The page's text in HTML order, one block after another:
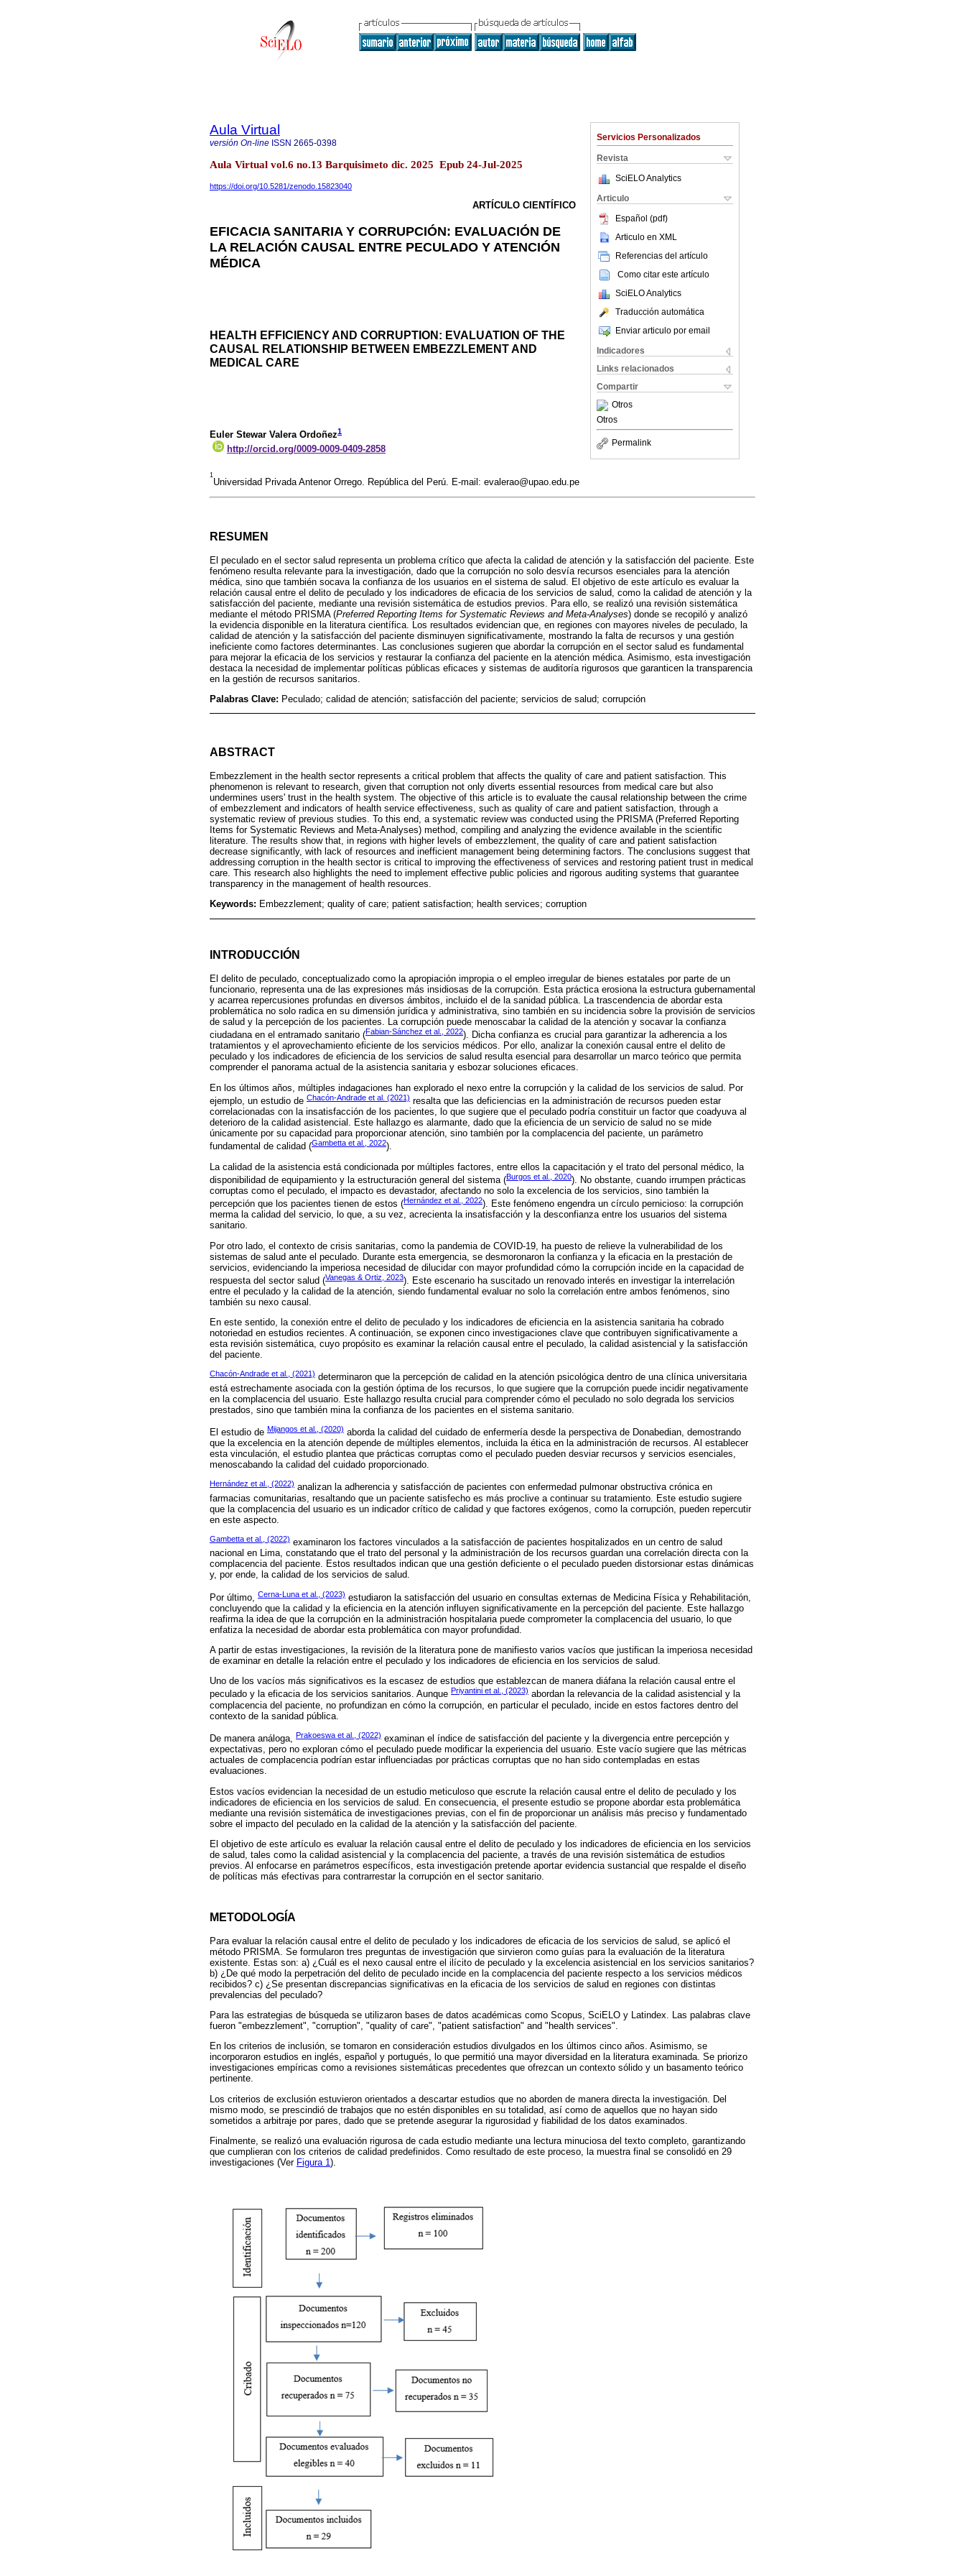
Servicios Personalizados
Revista
SciELO Analytics
Articulo
Español (pdf)
Articulo en XML
Referencias del artículo
Como citar este artículo
SciELO Analytics
Traducción automática
Enviar articulo por email
Indicadores
Links relacionados
Compartir
Otros
Otros
Permalink
Aula Virtual
versión On-line ISSN 2665-0398
Aula Virtual vol.6 no.13 Barquisimeto dic. 2025 Epub 24-Jul-2025
https://doi.org/10.5281/zenodo.15823040
ARTÍCULO CIENTÍFICO
EFICACIA SANITARIA Y CORRUPCIÓN: EVALUACIÓN DE
LA RELACIÓN CAUSAL ENTRE PECULADO Y ATENCIÓN
MÉDICA
HEALTH EFFICIENCY AND CORRUPTION: EVALUATION OF THE
CAUSAL RELATIONSHIP BETWEEN EMBEZZLEMENT AND
MEDICAL CARE
Euler Stewar Valera Ordoñez1
http://orcid.org/0009-0009-0409-2858
1
Universidad Privada Antenor Orrego. República del Perú. E-mail: evalerao@upao.edu.pe
RESUMEN
El peculado en el sector salud representa un problema crítico que afecta la calidad de atención y la satisfacción del paciente. Este
fenómeno resulta relevante para la investigación, dado que la corrupción no solo desvía recursos esenciales para la atención
médica, sino que también socava la confianza de los usuarios en el sistema de salud. El objetivo de este artículo es evaluar la
relación causal entre el delito de peculado y los indicadores de eficacia de los servicios de salud, como la calidad de atención y la
satisfacción del paciente, mediante una revisión sistemática de estudios previos. Para ello, se realizó una revisión sistemática
mediante el método PRISMA (Preferred Reporting Items for Systematic Reviews and Meta-Analyses) donde se recopiló y analizó
la evidencia disponible en la literatura científica. Los resultados evidencian que, en regiones con mayores niveles de peculado, la
calidad de atención y la satisfacción del paciente disminuyen significativamente, mostrando la falta de recursos y una gestión
ineficiente como factores determinantes. Las conclusiones sugieren que abordar la corrupción en el sector salud es fundamental
para mejorar la eficacia de los servicios y restaurar la confianza del paciente en la atención médica. Asimismo, esta investigación
destaca la necesidad de implementar políticas públicas eficaces y sistemas de auditoría rigurosos que garanticen la transparencia
en la gestión de recursos sanitarios.
Palabras Clave: Peculado; calidad de atención; satisfacción del paciente; servicios de salud; corrupción
ABSTRACT
Embezzlement in the health sector represents a critical problem that affects the quality of care and patient satisfaction. This
phenomenon is relevant to research, given that corruption not only diverts essential resources from medical care but also
undermines users' trust in the health system. The objective of this article is to evaluate the causal relationship between the crime
of embezzlement and indicators of health service effectiveness, such as quality of care and patient satisfaction, through a
systematic review of previous studies. To this end, a systematic review was conducted using the PRISMA (Preferred Reporting
Items for Systematic Reviews and Meta-Analyses) method, compiling and analyzing the evidence available in the scientific
literature. The results show that, in regions with higher levels of embezzlement, the quality of care and patient satisfaction
decrease significantly, with lack of resources and inefficient management being determining factors. The conclusions suggest that
addressing corruption in the health sector is critical to improving the effectiveness of services and restoring patient trust in medical
care. This research also highlights the need to implement effective public policies and rigorous auditing systems that guarantee
transparency in the management of health resources.
Keywords: Embezzlement; quality of care; patient satisfaction; health services; corruption
INTRODUCCIÓN
El delito de peculado, conceptualizado como la apropiación impropia o el empleo irregular de bienes estatales por parte de un
funcionario, representa una de las expresiones más insidiosas de la corrupción. Esta práctica erosiona la estructura gubernamental
y acarrea repercusiones profundas en diversos ámbitos, incluido el de la sanidad pública. La trascendencia de abordar esta
problemática no solo radica en su dimensión jurídica y administrativa, sino también en su incidencia sobre la provisión de servicios
de salud y la percepción de los pacientes. La corrupción puede menoscabar la calidad de la atención y socavar la confianza
ciudadana en el entramado sanitario (Fabian-Sánchez et al., 2022). Dicha confianza es crucial para garantizar la adherencia a los
tratamientos y el aprovechamiento eficiente de los servicios médicos. Por ello, analizar la conexión causal entre el delito de
peculado y los indicadores de eficiencia de los servicios de salud resulta esencial para desarrollar un marco teórico que permita
comprender el panorama actual de la asistencia sanitaria y esbozar soluciones eficaces.
En los últimos años, múltiples indagaciones han explorado el nexo entre la corrupción y la calidad de los servicios de salud. Por
ejemplo, un estudio de Chacón-Andrade et al. (2021) resalta que las deficiencias en la administración de recursos pueden estar
correlacionadas con la insatisfacción de los pacientes, lo que sugiere que el peculado podría constituir un factor que coadyuva al
deterioro de la calidad asistencial. Este hallazgo es alarmante, dado que la eficiencia de un servicio de salud no se mide
únicamente por su capacidad para proporcionar atención, sino también por la complacencia del paciente, un parámetro
fundamental de calidad (Gambetta et al., 2022).
La calidad de la asistencia está condicionada por múltiples factores, entre ellos la capacitación y el trato del personal médico, la
disponibilidad de equipamiento y la estructuración general del sistema (Burgos et al., 2020). No obstante, cuando irrumpen prácticas
corruptas como el peculado, el impacto es devastador, afectando no solo la excelencia de los servicios, sino también la
percepción que los pacientes tienen de estos (Hernández et al., 2022). Este fenómeno engendra un círculo pernicioso: la corrupción
merma la calidad del servicio, lo que, a su vez, acrecienta la insatisfacción y la desconfianza entre los usuarios del sistema
sanitario.
Por otro lado, el contexto de crisis sanitarias, como la pandemia de COVID-19, ha puesto de relieve la vulnerabilidad de los
sistemas de salud ante el peculado. Durante esta emergencia, se desmoronaron la confianza y la eficacia en la prestación de
servicios, evidenciando la imperiosa necesidad de dilucidar con mayor profundidad cómo la corrupción incide en la capacidad de
respuesta del sector salud (Vanegas & Ortiz, 2023). Este escenario ha suscitado un renovado interés en investigar la interrelación
entre el peculado y la calidad de la atención, siendo fundamental evaluar no solo la correlación entre ambos fenómenos, sino
también su nexo causal.
En este sentido, la conexión entre el delito de peculado y los indicadores de eficiencia en la asistencia sanitaria ha cobrado
notoriedad en estudios recientes. A continuación, se exponen cinco investigaciones clave que contribuyen significativamente a
esta revisión sistemática, cuyo propósito es examinar la relación causal entre el peculado, la calidad asistencial y la satisfacción
del paciente.
Chacón-Andrade et al., (2021) determinaron que la percepción de calidad en la atención psicológica dentro de una clínica universitaria
está estrechamente asociada con la gestión óptima de los recursos, lo que sugiere que la corrupción puede incidir negativamente
en la complacencia del usuario. Este hallazgo resulta crucial para comprender cómo el peculado no solo degrada los servicios
prestados, sino que también mina la confianza de los pacientes en el sistema sanitario.
El estudio de Mijangos et al., (2020) aborda la calidad del cuidado de enfermería desde la perspectiva de Donabedian, demostrando
que la excelencia en la atención depende de múltiples elementos, incluida la ética en la administración de recursos. Al establecer
esta vinculación, el estudio plantea que prácticas corruptas como el peculado pueden desviar recursos y servicios esenciales,
menoscabando la calidad del cuidado proporcionado.
Hernández et al., (2022) analizan la adherencia y satisfacción de pacientes con enfermedad pulmonar obstructiva crónica en
farmacias comunitarias, resaltando que un paciente satisfecho es más proclive a continuar su tratamiento. Este estudio sugiere
que la complacencia del usuario es un indicador crítico de calidad y que factores exógenos, como la corrupción, pueden repercutir
en este aspecto.
Gambetta et al., (2022) examinaron los factores vinculados a la satisfacción de pacientes hospitalizados en un centro de salud
nacional en Lima, constatando que el trato del personal y la administración de los recursos guardan una correlación directa con la
complacencia del paciente. Estos resultados indican que una gestión deficiente o el peculado pueden distorsionar estas dinámicas
y, por ende, la calidad de los servicios de salud.
Por último, Cerna-Luna et al., (2023) estudiaron la satisfacción del usuario en consultas externas de Medicina Física y Rehabilitación,
concluyendo que la calidad y la eficiencia en la atención influyen significativamente en la percepción del paciente. Este hallazgo
reafirma la idea de que la corrupción en la administración hospitalaria puede comprometer la complacencia del usuario, lo que
enfatiza la necesidad de abordar esta problemática con mayor profundidad.
A partir de estas investigaciones, la revisión de la literatura pone de manifiesto varios vacíos que justifican la imperiosa necesidad
de examinar en detalle la relación entre el peculado y los indicadores de eficiencia en los servicios de salud.
Uno de los vacíos más significativos es la escasez de estudios que establezcan de manera diáfana la relación causal entre el
peculado y la eficacia de los servicios sanitarios. Aunque Priyantini et al., (2023) abordan la relevancia de la calidad asistencial y la
complacencia del paciente, no profundizan en cómo la corrupción, en particular el peculado, incide en estos factores dentro del
contexto de la sanidad pública.
De manera análoga, Prakoeswa et al., (2022) examinan el índice de satisfacción del paciente y la divergencia entre percepción y
expectativas, pero no exploran cómo el peculado puede modificar la experiencia del usuario. Este vacío sugiere que las métricas
actuales de complacencia podrían estar influenciadas por prácticas corruptas que no han sido contempladas en estas
evaluaciones.
Estos vacíos evidencian la necesidad de un estudio meticuloso que escrute la relación causal entre el delito de peculado y los
indicadores de eficiencia en los servicios de salud. En consecuencia, el presente estudio se propone abordar esta problemática
mediante una revisión sistemática de investigaciones previas, con el fin de proporcionar un análisis más preciso y fundamentado
sobre el impacto del peculado en la calidad de la atención y la satisfacción del paciente.
El objetivo de este artículo es evaluar la relación causal entre el delito de peculado y los indicadores de eficiencia en los servicios
de salud, tales como la calidad asistencial y la complacencia del paciente, a través de una revisión sistemática de estudios
previos. Al enfocarse en parámetros específicos, esta investigación pretende aportar evidencia sustancial que respalde el diseño
de políticas más efectivas para contrarrestar la corrupción en el sector sanitario.
METODOLOGÍA
Para evaluar la relación causal entre el delito de peculado y los indicadores de eficacia de los servicios de salud, se aplicó el
método PRISMA. Se formularon tres preguntas de investigación que sirvieron como guías para la evaluación de la literatura
existente. Estas son: a) ¿Cuál es el nexo causal entre el ilícito de peculado y la excelencia asistencial en los servicios sanitarios?
b) ¿De qué modo la perpetración del delito de peculado incide en la complacencia del paciente respecto a los servicios médicos
recibidos? c) ¿Se presentan discrepancias significativas en la eficacia de los servicios de salud en regiones con distintas
prevalencias del peculado?
Para las estrategias de búsqueda se utilizaron bases de datos académicas como Scopus, SciELO y Latindex. Las palabras clave
fueron "embezzlement", "corruption", "quality of care", "patient satisfaction" and "health services".
En los criterios de inclusión, se tomaron en consideración estudios divulgados en los últimos cinco años. Asimismo, se
incorporaron estudios en inglés, español y portugués, lo que permitió una mayor diversidad en la literatura examinada. Se priorizo
investigaciones empíricas como a revisiones sistemáticas precedentes que ofrezcan un contexto sólido y un basamento teórico
pertinente.
Los criterios de exclusión estuvieron orientados a descartar estudios que no aborden de manera directa la investigación. Del
mismo modo, se prescindió de trabajos que no estén disponibles en su totalidad, así como de aquellos que no hayan sido
sometidos a arbitraje por pares, dado que se pretende asegurar la rigurosidad y fiabilidad de los datos examinados.
Finalmente, se realizó una evaluación rigurosa de cada estudio mediante una lectura minuciosa del texto completo, garantizando
que cumplieran con los criterios de calidad predefinidos. Como resultado de este proceso, la muestra final se consolidó en 29
investigaciones (Ver Figura 1 ).